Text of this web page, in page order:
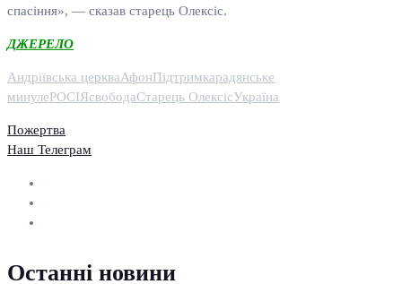
спасіння», — сказав старець Олексіс.
ДЖЕРЕЛО
Андріївська церкваАфонПідтримкарадянське
минулеРОСІЯсвободаСтарець ОлексісУкраїна
Пожертва
Наш Телеграм
Останні новини